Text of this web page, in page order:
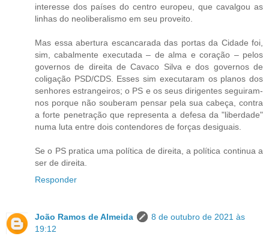
interesse dos países do centro europeu, que cavalgou as
linhas do neoliberalismo em seu proveito.
Mas essa abertura escancarada das portas da Cidade foi,
sim, cabalmente executada – de alma e coração – pelos
governos de direita de Cavaco Silva e dos governos de
coligação PSD/CDS. Esses sim executaram os planos dos
senhores estrangeiros; o PS e os seus dirigentes seguiram-
nos porque não souberam pensar pela sua cabeça, contra
a forte penetração que representa a defesa da "liberdade"
numa luta entre dois contendores de forças desiguais.
Se o PS pratica uma política de direita, a política continua a
ser de direita.
Responder
João Ramos de Almeida
8 de outubro de 2021 às
19:12